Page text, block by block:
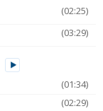
(02:25)
(03:29)
(01:34)
(02:29)